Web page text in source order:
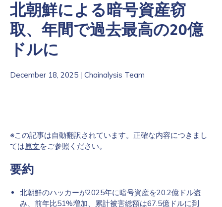
北朝鮮による暗号資産窃
取、年間で過去最高の20億
ドルに
December 18, 2025 | Chainalysis Team
※この記事は自動翻訳されています。正確な内容につきまし
ては原文をご参照ください。
要約
北朝鮮のハッカーが2025年に暗号資産を20.2億ドル盗
み、前年比51%増加、累計被害総額は67.5億ドルに到